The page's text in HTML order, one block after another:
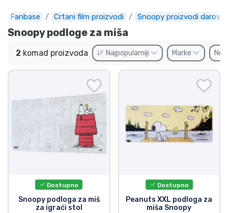
Fanbase Crtani film proizvodi Snoopy proizvodi darovi
Snoopy podloge za miša
2 komad proizvoda Najpopularniji Marke Ne
Dostupno
Snoopy podloga za miš
za igraći stol
Dostupno
Peanuts XXL podloga za
miša Snoopy
Ekspresna dostava
Prednarudžbe
Outlet proizvodi
Dostava i plaćanje
TV serija proizvodi
Film proizvodi
Anime proizvodi